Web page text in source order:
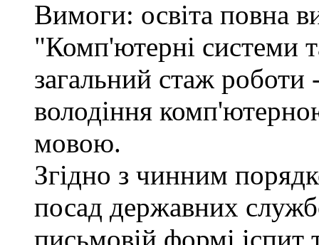
Вимоги: освіта повна
"Комп'ютерні системи
загальний стаж
володіння
мовою.
Згідно з чинним
посад державних
письмовій формі